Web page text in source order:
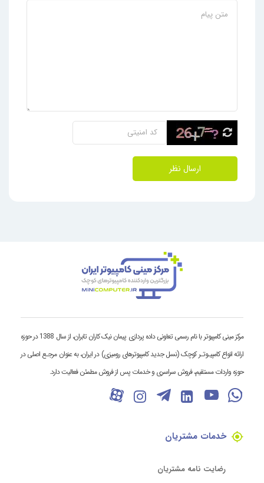
ارسال نظر
مرکز مینی کامپیوتر با نام رسمی تعاونی داده پردازی پیمان نیک کاران تابران، از سال 1388 در حوزه
ارائه انواع کامپیـوتـر کوچک (نسل جدید کامپیوترهای رومیزی) در ایران، به عنوان مرجـع اصلی در
حوزه واردات مستقیم، فروش سراسری و خدمات پس از فروش مطمئن فعالیت دارد.
خدمات مشتریان
رضایت نامه مشتریان